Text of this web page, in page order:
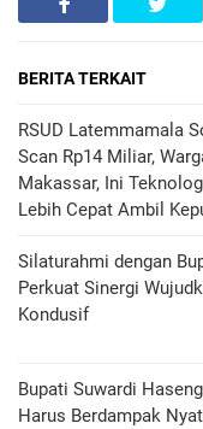
BERITA TERKAIT
RSUD Latemmamala
Scan Rp14 Miliar,
Makassar, Ini
Lebih Cepat Ambil
Silaturahmi dengan
Perkuat Sinergi
Kondusif
Bupati Suwardi
Harus Berdampak